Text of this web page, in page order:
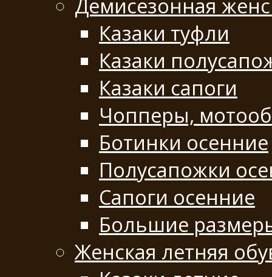
Демисезонная
Казаки туфли
Казаки
Казаки сапоги
Чопперы,
Ботинки осенние
Полусапожки
Сапоги осенние
Большие
Женская летняя